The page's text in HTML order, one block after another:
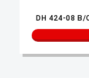
DH 424-08 B/